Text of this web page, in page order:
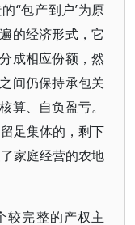
“包产到户’为原
的经济形式，它
成相应份额，然
间仍保持承包关
算、自负盈亏。
足集体的，剩下
家庭经营的农地
较完整的产权主